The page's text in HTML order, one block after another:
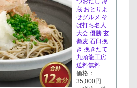
つおだし 冷
蔵 おとりよ
せグルメ そ
ば打ち名人
大会 優勝 玄
蕎麦 石臼挽
き 挽きたて
九頭龍工房
送料無料
価格：
35,000円